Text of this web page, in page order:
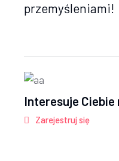
przemyśleniami!
Interesuje
Zarejestruj się